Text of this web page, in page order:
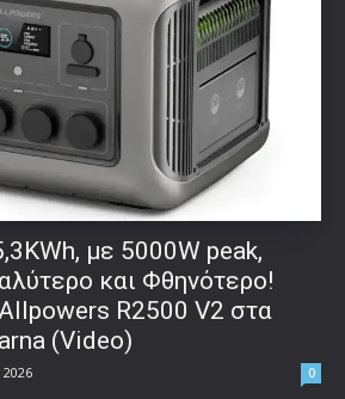
με 5000W peak,
και Φθηνότερο!
R2500 V2 στα
(Video)
2026 0